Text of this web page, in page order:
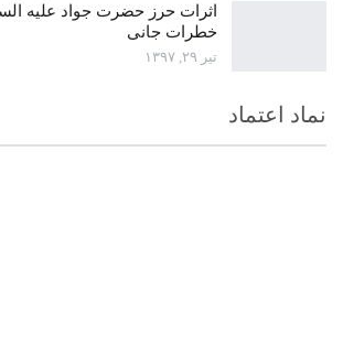
اثرات حرز حضرت جواد علیه
خطرات جانی
تیر ۲۹, ۱۳۹۷
نماد اعتماد